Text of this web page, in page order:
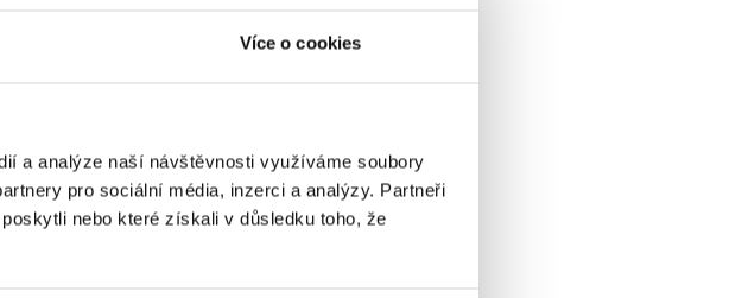
Více o cookies
a analýze naší návštěvnosti využíváme soubory
pro sociální média, inzerci a analýzy. Partneři
nebo které získali v důsledku toho, že